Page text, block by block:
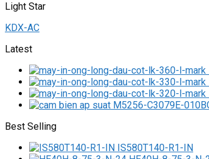
Light Star
KDX-AC
Latest
Best Selling
IS580T140-R1-IN